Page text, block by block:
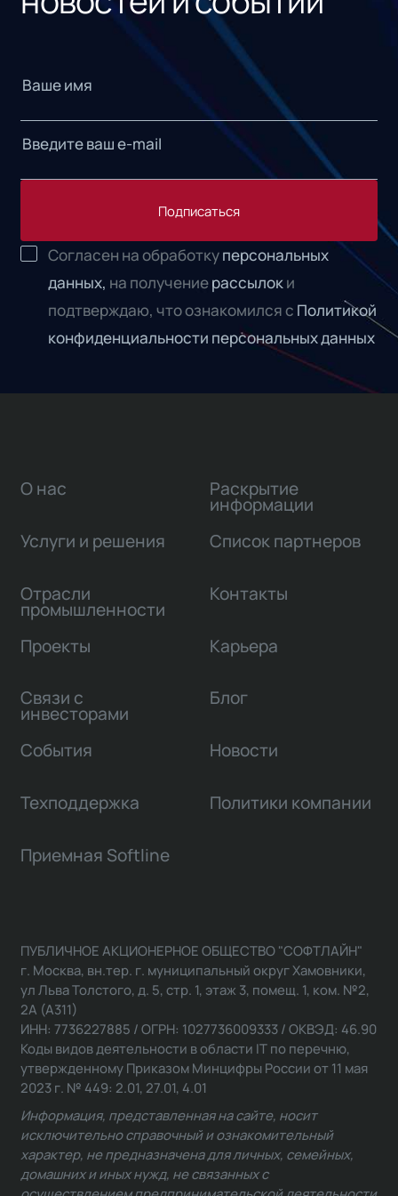
Подписаться
Согласен на обработкуперсональных
данных, на получениерассылоки
подтверждаю, что ознакомился с Политикой
конфиденциальности персональных данных
О нас
Услуги и решения
Отрасли
промышленности
Проекты
Связи с
инвесторами
Раскрытие
информации
Список партнеров
Контакты
Карьера
Блог
События Новости
Техподдержка Политики компании
Приемная Softline
ПУБЛИЧНОЕ АКЦИОНЕРНОЕ ОБЩЕСТВО "СОФТЛАЙН"
г. Москва, вн.тер. г. муниципальный округ Хамовники,
ул Льва Толстого, д. 5, стр. 1, этаж 3, помещ. 1, ком. №2,
2А (А311)
ИНН: 7736227885 / ОГРН: 1027736009333 / ОКВЭД: 46.90
Коды видов деятельности в области IT по перечню,
утвержденному Приказом Минцифры России от 11 мая
2023 г. № 449: 2.01, 27.01, 4.01
Информация, представленная на сайте, носит
исключительно справочный и ознакомительный
характер, не предназначена для личных, семейных,
домашних и иных нужд, не связанных с